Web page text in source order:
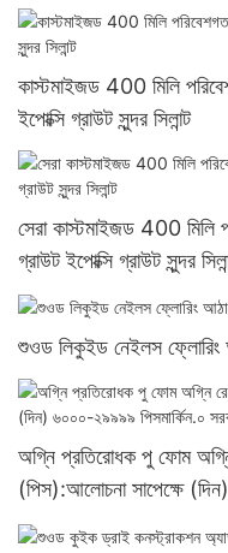
কাস্টমাইজড 400 মিলি
ইপোক্সি গ্রাউট সুন্দর সিলান্ট
সেরা কাস্টমাইজড 400 মিলি
গ্রাউট ইপোক্সি গ্রাউট সুন্দর
শুওড লিকুইড নেইলস ফ্লোরিং
অগ্নি প্রতিরোধক পু ফোম
(পিস):আলোচনা সাপেক্ষে